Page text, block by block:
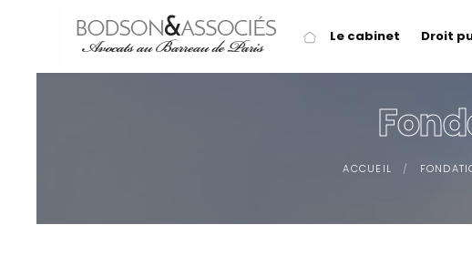
Le cabinet Droit
ACCUEIL
Panneau de gestion des cookies